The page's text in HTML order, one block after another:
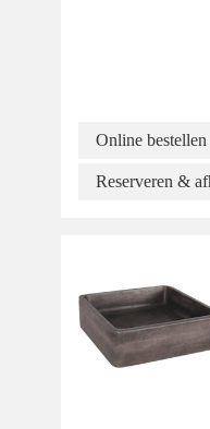
Online bestellen
Reserveren &